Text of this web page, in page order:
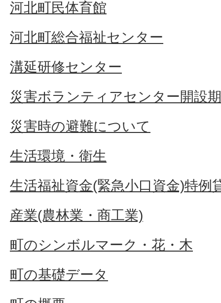
河北町民体育館
河北町総合福祉センター
溝延研修センター
災害ボランティアセンター開設
災害時の避難について
生活環境・衛生
生活福祉資金(緊急小口資金)特例
産業(農林業・商工業)
町のシンボルマーク・花・木
町の基礎データ